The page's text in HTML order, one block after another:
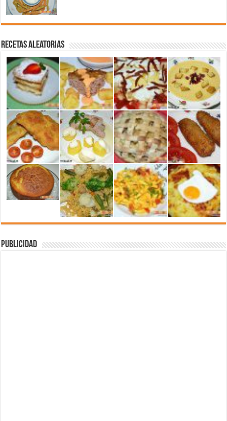
Recetas aleatorias
Publicidad